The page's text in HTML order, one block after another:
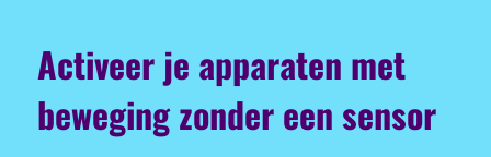
Activeer je apparaten met
beweging zonder een sensor